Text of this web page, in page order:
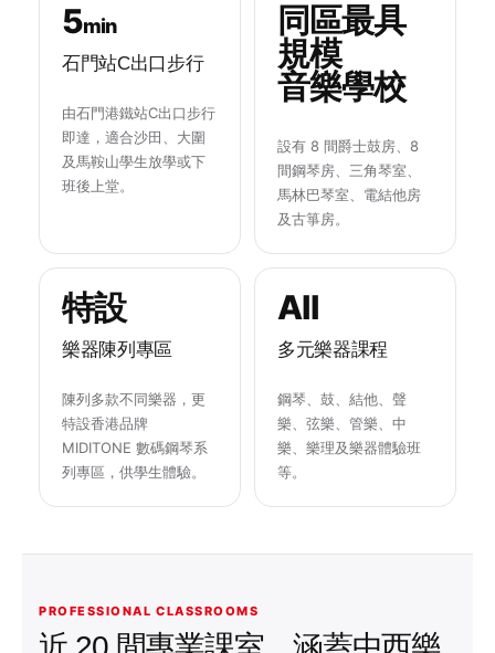
5min
石門站C出口步行
由石門港鐵站C出口步行
即達，適合沙田、大圍
及馬鞍山學生放學或下
班後上堂。
同區最具
規模
音樂學校
設有 8 間爵士鼓房、8
間鋼琴房、三角琴室、
馬林巴琴室、電結他房
及古箏房。
特設
樂器陳列專區
陳列多款不同樂器，更
特設香港品牌
MIDITONE 數碼鋼琴系
列專區，供學生體驗。
All
多元樂器課程
鋼琴、鼓、結他、聲
樂、弦樂、管樂、中
樂、樂理及樂器體驗班
等。
PROFESSIONAL CLASSROOMS